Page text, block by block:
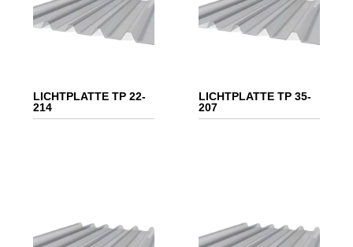
LICHTPLATTE TP 22-
214
LICHTPLATTE TP 35-
207